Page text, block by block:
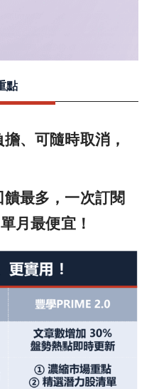
點
擔、可隨時取消，
饋最多， 一次訂閱
月最便宜！